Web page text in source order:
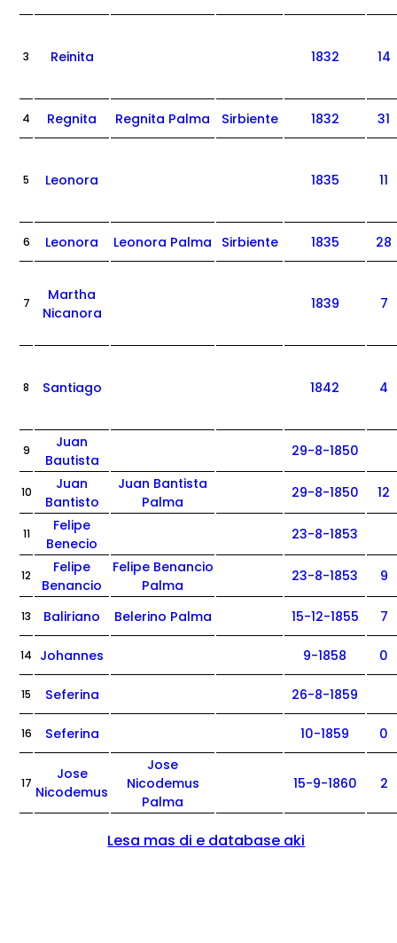
3 Reinita 1832 14
4 Regnita Regnita Palma Sirbiente 1832 31
5 Leonora 1835 11
6 Leonora Leonora Palma Sirbiente 1835 28
7
Martha
Nicanora
1839 7
8 Santiago 1842 4
9
Juan
Bautista
29-8-1850
10
Juan
Bantisto
Juan Bantista
Palma
29-8-1850 12
11
Felipe
Benecio
23-8-1853
12
Felipe
Benancio
Felipe Benancio
Palma
23-8-1853 9
13 Baliriano Belerino Palma 15-12-1855 7
14 Johannes 9-1858 0
15 Seferina 26-8-1859
16 Seferina 10-1859 0
17
Jose
Nicodemus
Jose
Nicodemus
Palma
15-9-1860 2
Lesa mas di e database aki